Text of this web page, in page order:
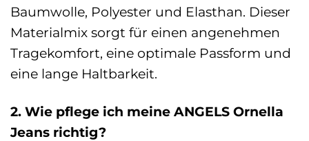
Baumwolle, Polyester und Elasthan. Dieser
Materialmix sorgt für einen angenehmen
Tragekomfort, eine optimale Passform und
eine lange Haltbarkeit.
2. Wie pflege ich meine ANGELS Ornella
Jeans richtig?